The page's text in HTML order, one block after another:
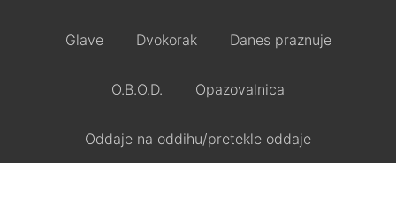
Glave Dvokorak Danes praznuje
O.B.O.D. Opazovalnica
Oddaje na oddihu/pretekle oddaje